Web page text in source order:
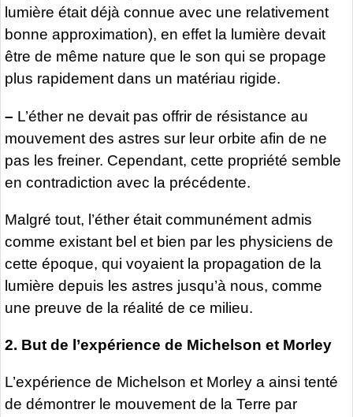
lumière était déjà connue avec une relativement
bonne approximation), en effet la lumière devait
être de même nature que le son qui se propage
plus rapidement dans un matériau rigide.
– L’éther ne devait pas offrir de résistance au
mouvement des astres sur leur orbite afin de ne
pas les freiner. Cependant, cette propriété semble
en contradiction avec la précédente.
Malgré tout, l’éther était communément admis
comme existant bel et bien par les physiciens de
cette époque, qui voyaient la propagation de la
lumière depuis les astres jusqu’à nous, comme
une preuve de la réalité de ce milieu.
2. But de l’expérience de Michelson et Morley
L’expérience de Michelson et Morley a ainsi tenté
de démontrer le mouvement de la Terre par